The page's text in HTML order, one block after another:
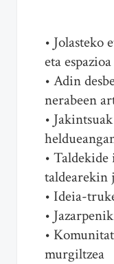
• Jolasteko
eta espazioa
• Adin
nerabeen
•
•
taldearekin
• Ideia-
•
•
murgiltzea